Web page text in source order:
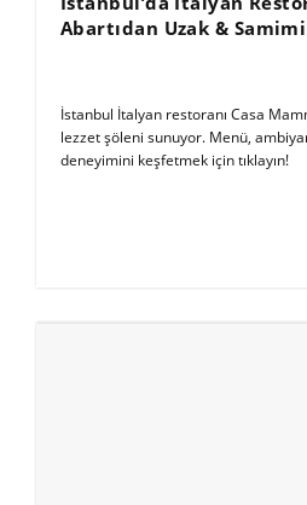
Abartıdan Uzak & Samimi
İstanbul İtalyan restoranı Casa
lezzet şöleni sunuyor. Menü,
deneyimini keşfetmek için tıklayın!